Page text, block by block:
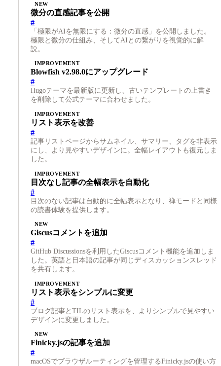
NEW
微分の直感記事を公開
#
「極限がAIを無限にする：微分の直感」を公開しました。
極限と微分の仕組み、そしてAIとの繋がりを視覚的に解
説。
IMPROVEMENT
Blowfish v2.98.0にアップグレード
#
Hugoテーマを最新版に更新し、古いテンプレートの上書き
を削除して公式テーマに合わせました。
IMPROVEMENT
リスト表示を改善
#
記事リストページからサムネイル、サマリー、タグを非表示
にし、より見やすいデザインに。全幅レイアウトも復元しま
した。
IMPROVEMENT
目次なし記事の全幅表示を自動化
#
目次のない記事は自動的に全幅表示となり、禅モードと同様
の読書体験を提供します。
NEW
Giscusコメントを追加
#
GitHub Discussionsを利用したGiscusコメント機能を追加しま
した。英語と日本語の記事が同じディスカッションスレッド
を共有します。
IMPROVEMENT
リスト表示をシンプルに変更
#
ブログ記事とTILのリスト表示を、よりシンプルで見やすい
デザインに変更しました。
NEW
Finicky.jsの記事を追加
#
macOSでブラウザルーティングを管理するFinicky.jsの使い方